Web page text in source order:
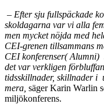
– Efter sju fullspäckade
skoldagarna var vi alla
men mycket nöjda med
CEI-grenen tillsammans
CEI konferenser(
det var verkligen
tidsskillnader, skillnader i
mera, säger Karin Warlin
miljökonferens.